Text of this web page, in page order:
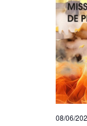
08/06/